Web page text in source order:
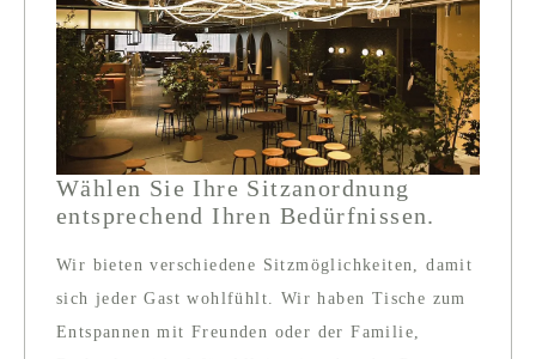
Wählen Sie Ihre Sitzanordnung
entsprechend Ihren Bedürfnissen.
Wir bieten verschiedene Sitzmöglichkeiten, damit
sich jeder Gast wohlfühlt. Wir haben Tische zum
Entspannen mit Freunden oder der Familie,